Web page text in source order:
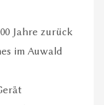
Jahre zurück
im Auwald